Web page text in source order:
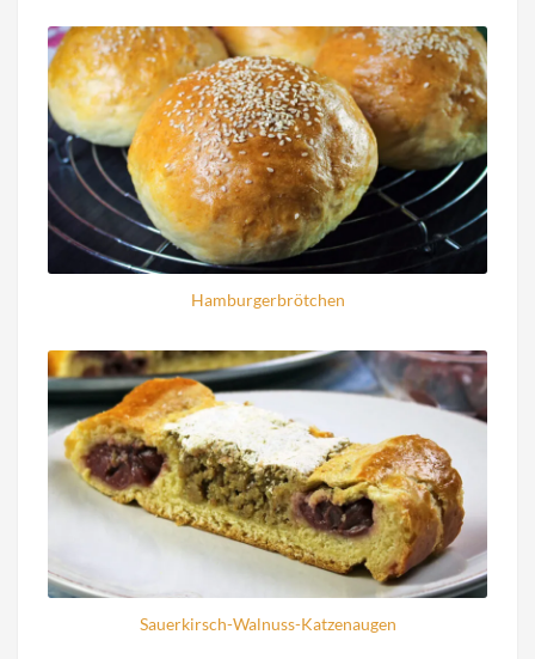
Hamburgerbrötchen
Sauerkirsch-Walnuss-Katzenaugen